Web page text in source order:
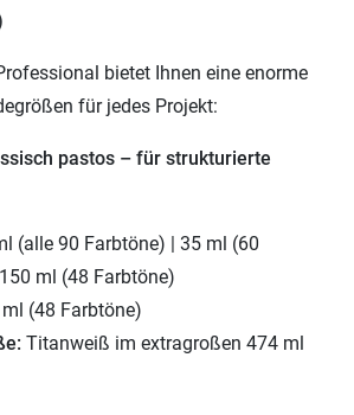
bietet Ihnen eine enorme
für jedes Projekt:
pastos – für strukturierte
(alle 90 Farbtöne) | 35 ml (60
ml (48 Farbtöne)
(48 Farbtöne)
Titanweiß im extragroßen 474 ml